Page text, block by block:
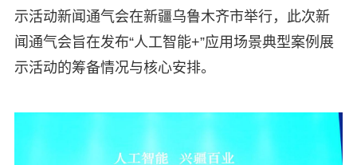
示活动新闻通气会在新疆乌鲁木齐市举行，此次新
闻通气会旨在发布“人工智能+”应用场景典型案例展
示活动的筹备情况与核心安排。